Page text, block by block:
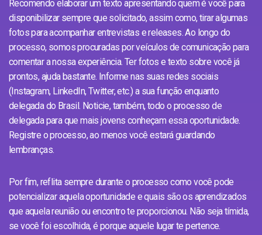
Recomendo elaborar um texto apresentando quem é você para
disponibilizar sempre que solicitado, assim como, tirar algumas
fotos para acompanhar entrevistas e releases. Ao longo do
processo, somos procuradas por veículos de comunicação para
comentar a nossa experiência. Ter fotos e texto sobre você já
prontos, ajuda bastante. Informe nas suas redes sociais
(Instagram, LinkedIn, Twitter, etc.) a sua função enquanto
delegada do Brasil. Noticie, também, todo o processo de
delegada para que mais jovens conheçam essa oportunidade.
Registre o processo, ao menos você estará guardando
lembranças.
Por fim, reflita sempre durante o processo como você pode
potencializar aquela oportunidade e quais são os aprendizados
que aquela reunião ou encontro te proporcionou. Não seja tímida,
se você foi escolhida, é porque aquele lugar te pertence.